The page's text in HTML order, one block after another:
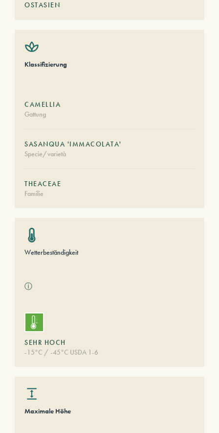
OSTASIEN
Klassifizierung
CAMELLIA
Gattung
SASANQUA 'IMMACOLATA'
Specie/varietà
THEACEAE
Familie
Wetterbeständigkeit
ⓘ
SEHR HOCH
-15°C / -45°C USDA 1-6
Maximale Höhe